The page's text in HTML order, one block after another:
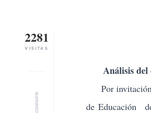
2281
VISITAS
COMPARTIR
Análisis
Por
de Educación